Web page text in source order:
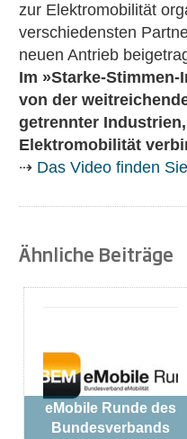
zur Elektromobilität
verschiedensten
neuen Antrieb
Im »Starke-
von der
getrennter
Elektromobilität
⇢ Das Video finden
Ähnliche Beiträge
eMobile Runde des
Bundesverbands